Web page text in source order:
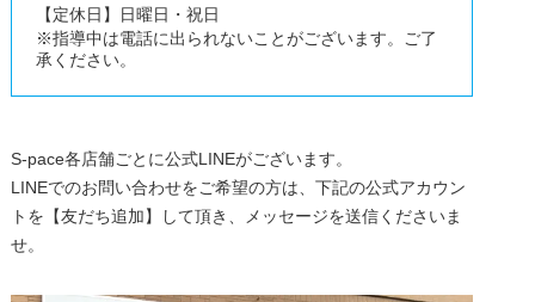
【定休日】日曜日・祝日
※指導中は電話に出られないことがございます。ご了
承ください。
S-pace各店舗ごとに公式LINEがございます。
LINEでのお問い合わせをご希望の方は、下記の公式アカウン
トを【友だち追加】して頂き、メッセージを送信くださいま
せ。